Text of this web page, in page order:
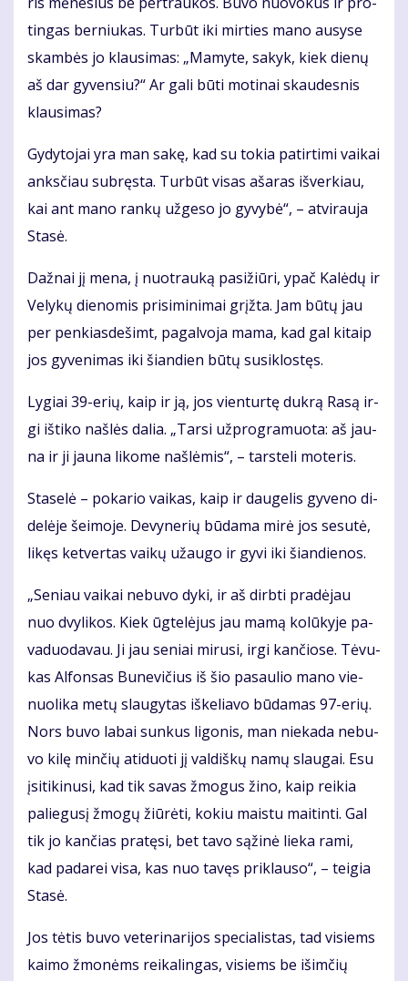
tin­gas ber­niu­kas. Tur­būt iki mir­ties ma­no au­sy­se
skam­bės jo klau­si­mas: „Ma­my­te, sa­kyk, kiek die­nų
aš dar gy­ven­siu?“ Ar ga­li bū­ti mo­ti­nai skau­des­nis
klau­si­mas?
Gy­dy­to­jai yra man sa­kę, kad su to­kia pa­tir­ti­mi vai­kai
anks­čiau su­bręs­ta. Tur­būt vi­sas aša­ras iš­ver­kiau,
kai ant ma­no ran­kų už­ge­so jo gy­vy­bė“, – at­vi­rau­ja
Sta­sė.
Daž­nai jį me­na, į nuo­trau­ką pa­si­žiū­ri, ypač Ka­lė­dų ir
Ve­ly­kų die­no­mis pri­si­mi­ni­mai grįž­ta. Jam bū­tų jau
per pen­kias­de­šimt, pa­gal­vo­ja ma­ma, kad gal ki­taip
jos gy­ve­ni­mas iki šian­dien bū­tų su­si­klos­tęs.
Ly­giai 39-erių, kaip ir ją, jos vien­tur­tę duk­rą Ra­są ir­
gi iš­ti­ko naš­lės da­lia. „Tar­si už­prog­ra­muo­ta: aš jau­
na ir ji jau­na li­ko­me naš­lė­mis“, – tars­te­li mo­te­ris.
Sta­se­lė – po­ka­rio vai­kas, kaip ir dau­ge­lis gy­ve­no di­
de­lė­je šei­mo­je. De­vy­ne­rių bū­da­ma mi­rė jos se­su­tė,
li­kęs ket­ver­tas vai­kų už­au­go ir gy­vi iki šian­die­nos.
„Se­niau vai­kai ne­bu­vo dy­ki, ir aš dirb­ti pra­dė­jau
nuo dvy­li­kos. Kiek ūg­te­lė­jus jau ma­mą ko­lū­ky­je pa­
va­duo­da­vau. Ji jau se­niai mi­ru­si, ir­gi kan­čio­se. Tė­vu­
kas Al­fon­sas Bu­ne­vi­čius iš šio pa­sau­lio ma­no vie­
nuo­li­ka me­tų slau­gy­tas iš­ke­lia­vo bū­da­mas 97-erių.
Nors bu­vo la­bai sun­kus li­go­nis, man nie­ka­da ne­bu­
vo ki­lę min­čių ati­duo­ti jį val­diš­kų na­mų slau­gai. Esu
įsi­ti­ki­nu­si, kad tik sa­vas žmo­gus ži­no, kaip rei­kia
pa­lie­gu­sį žmo­gų žiū­rė­ti, ko­kiu mais­tu mai­tin­ti. Gal
tik jo kan­čias pra­tę­si, bet ta­vo są­ži­nė lie­ka ra­mi,
kad pa­da­rei vi­sa, kas nuo ta­vęs pri­klau­so“, – tei­gia
Sta­sė.
Jos tė­tis bu­vo ve­te­ri­na­ri­jos spe­cia­lis­tas, tad vi­siems
kai­mo žmo­nėms rei­ka­lin­gas, vi­siems be iš­im­čių